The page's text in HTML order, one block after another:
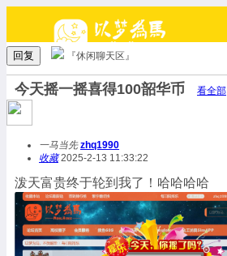
回复 『休闲聊天区』
今天摇一摇喜得100韶华币 看全部
一马当先 zhq1990
收藏2025-2-13 11:33:22
泼天富贵终于轮到我了！哈哈哈哈